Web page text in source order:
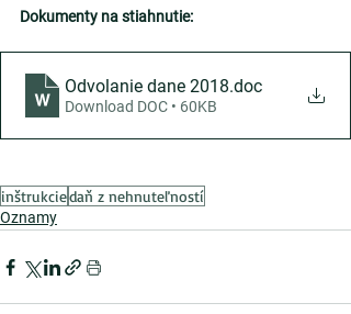
Dokumenty na stiahnutie:
Odvolanie dane 2018.doc
Download DOC • 60KB
inštrukciedaň z nehnuteľností
Oznamy